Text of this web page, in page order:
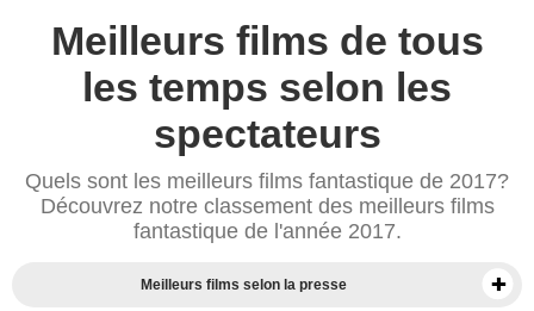
Meilleurs films de tous
les temps selon les
spectateurs
Quels sont les meilleurs films fantastique de 2017?
Découvrez notre classement des meilleurs films
fantastique de l'année 2017.
Meilleurs films selon la presse